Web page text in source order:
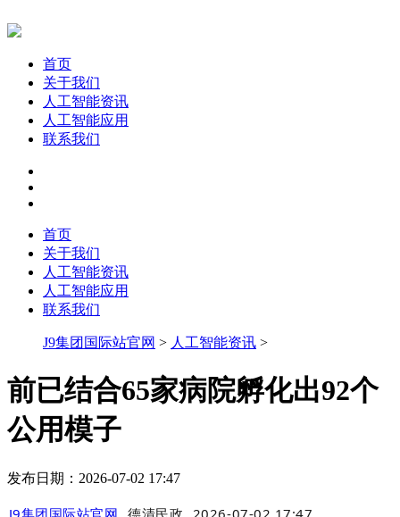
首页
关于我们
人工智能资讯
人工智能应用
联系我们
首页
关于我们
人工智能资讯
人工智能应用
联系我们
J9集团国际站官网 > 人工智能资讯 >
前已结合65家病院孵化出92个
公用模子
发布日期：2026-07-02 17:47